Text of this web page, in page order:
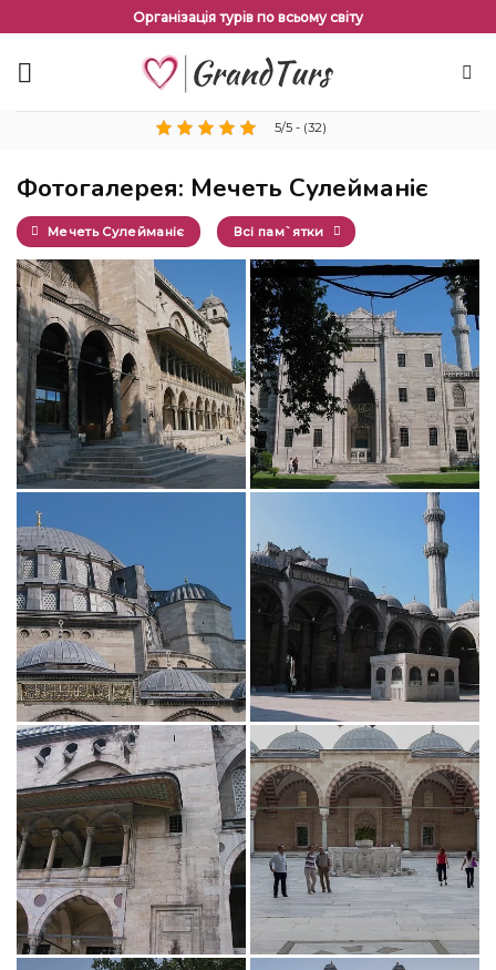
змісту
Організація турів по всьому світу
5/5 - (32)
Фотогалерея: Мечеть Сулейманіє
Мечеть Сулейманіє Всі пам`ятки